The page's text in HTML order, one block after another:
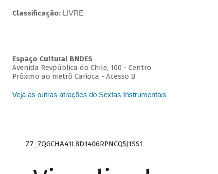
Classificação: LIVRE
Espaço Cultural BNDES
Avenida Revpública do Chile, 100 - Centro
Próximo ao metrô Carioca - Acesso B
Veja as outras atrações do Sextas Instrumentais
Z7_7QGCHA41L8D1406RPNCQ5J1SS1